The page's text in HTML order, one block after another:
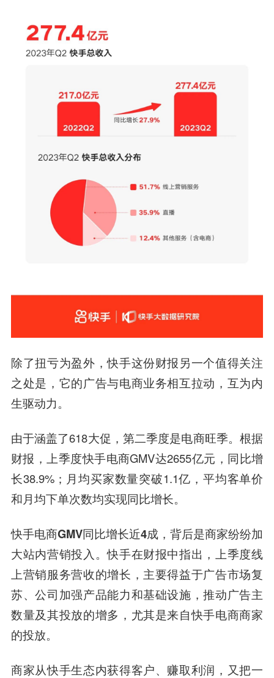
除了扭亏为盈外，快手这份财报另一个值得关注
之处是，它的广告与电商业务相互拉动，互为内
生驱动力。
由于涵盖了618大促，第二季度是电商旺季。根据
财报，上季度快手电商GMV达2655亿元，同比增
长38.9%；月均买家数量突破1.1亿，平均客单价
和月均下单次数均实现同比增长。
快手电商GMV同比增长近4成，背后是商家纷纷加
大站内营销投入。快手在财报中指出，上季度线
上营销服务营收的增长，主要得益于广告市场复
苏、公司加强产品能力和基础设施，推动广告主
数量及其投放的增多，尤其是来自快手电商商家
的投放。
商家从快手生态内获得客户、赚取利润，又把一